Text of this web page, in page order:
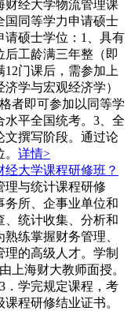
财经大学物流管理课
国同等学力申请硕士
请硕士学位：1、具有
工龄满三年整（即
门课后，需参加上
学与宏观经济学）
者即可参加以同等学
水平全国统考。3、全
文撰写阶段。通过论
详情>
大学课程研修班？
理与统计课程研修
务所、企事业单位和
、统计收集、分析和
练掌握财务管理、
的高级人才。学制
上海财大教师面授。
．学完规定课程，考
程研修结业证书。